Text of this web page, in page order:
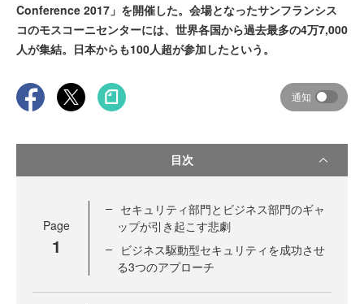
Conference 2017」を開催した。会場となったサンフランシス
コのモスコーニセンターには、世界各国から過去最多の4万7,000
人が集結。日本からも100人超が参加したという。
通知
目次
Page
1
セキュリティ部門とビジネス部門のギャ
ップが引き起こす悲劇
ビジネス駆動型セキュリティを成功させ
る3つのアプローチ